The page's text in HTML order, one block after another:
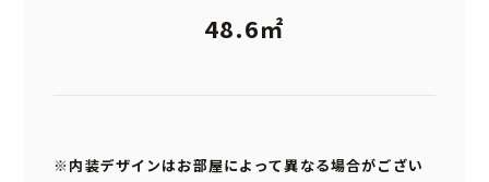
48.6㎡
※内装デザインはお部屋によって異なる場合がござい